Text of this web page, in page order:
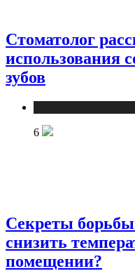
Стоматолог
использования
зубов
6
Секреты
снизить
помещении?